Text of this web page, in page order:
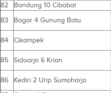
82
Bandung 10 Cibabat
83 Bogor 4 Gunung Batu
84 Cikampek
85 Sidoarjo 6 Krian
86 Kediri 2 Urip Sumoharjo